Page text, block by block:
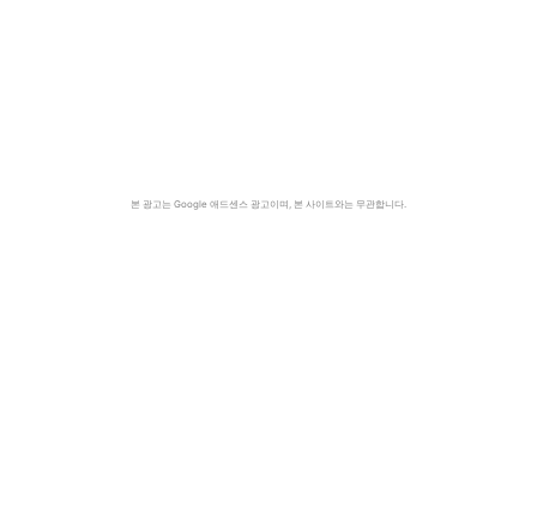
본 광고는 Google 애드센스 광고이며, 본 사이트와는 무관합니다.